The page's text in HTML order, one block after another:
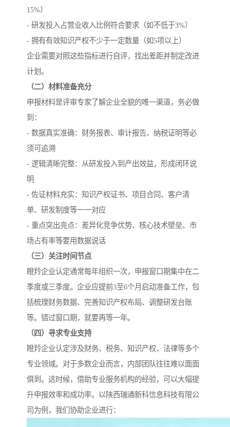
15%）
- 研发投入占营业收入比例符合要求（如不低于3%）
- 拥有有效知识产权不少于一定数量（如5项以上）
企业需要对照这些指标进行自评，找出差距并制定改进
计划。
（二）材料准备充分
申报材料是评审专家了解企业全貌的唯一渠道，务必做
到：
- 数据真实准确：财务报表、审计报告、纳税证明等必
须可追溯
- 逻辑清晰完整：从研发投入到产出效益，形成闭环说
明
- 佐证材料充实：知识产权证书、项目合同、客户清
单、研发制度等一一对应
- 重点突出亮点：差异化竞争优势、核心技术壁垒、市
场占有率等要用数据说话
（三）关注时间节点
瞪羚企业认定通常每年组织一次，申报窗口期集中在二
季度或三季度。企业应提前3至6个月启动准备工作，包
括梳理财务数据、完善知识产权布局、调整研发台账
等。错过窗口期，就要再等一年。
（四）寻求专业支持
瞪羚企业认定涉及财务、税务、知识产权、法律等多个
专业领域。对于多数企业而言，内部团队往往难以面面
俱到。这时候，借助专业服务机构的经验，可以大幅提
升申报效率和成功率。以陕西瑞通新科信息科技有限公
司为例，我们协助企业进行：